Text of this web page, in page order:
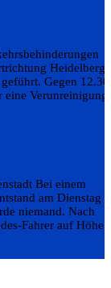
Heidelberg
Gegen 12.30
eine Verunreinigung
Bei einem
am Dienstag
niemand. Nach
Fahrer auf Höhe